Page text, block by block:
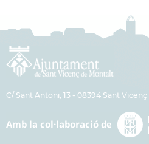
C/ Sant Antoni, 13 - 08394 Sant Vicenç